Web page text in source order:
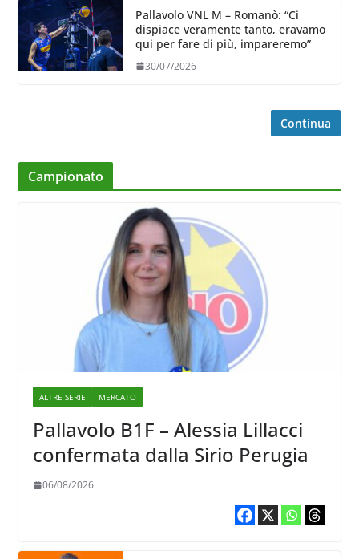
Pallavolo VNL M – Romanò: “Ci
dispiace veramente tanto, eravamo
qui per fare di più, impareremo”
30/07/2026
Continua
Campionato
ALTRE SERIE MERCATO
Pallavolo B1F – Alessia Lillacci
confermata dalla Sirio Perugia
06/08/2026